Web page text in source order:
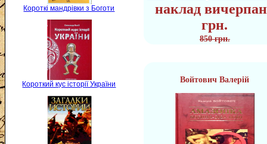
Короткі мандрівки з Боготи
Короткий кус історії України
наклад
грн.
850 грн.
Войтович Валерій